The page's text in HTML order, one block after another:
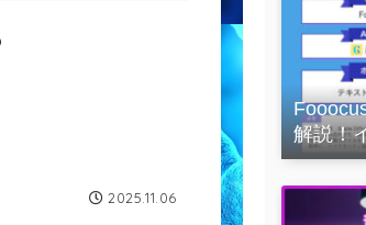
2025.11.06
解説！
の実践